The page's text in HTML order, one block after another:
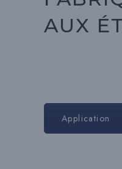
AUX
Application